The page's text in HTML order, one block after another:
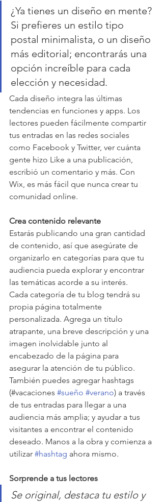
¿Ya tienes un diseño en mente?
Si prefieres un estilo tipo
postal minimalista, o un diseño
más editorial; encontrarás una
opción increíble para cada
elección y necesidad.
Cada diseño integra las últimas
tendencias en funciones y apps. Los
lectores pueden fácilmente compartir
tus entradas en las redes sociales
como Facebook y Twitter, ver cuánta
gente hizo Like a una publicación,
escribió un comentario y más. Con
Wix, es más fácil que nunca crear tu
comunidad online.
Crea contenido relevante
Estarás publicando una gran cantidad
de contenido, así que asegúrate de
organizarlo en categorías para que tu
audiencia pueda explorar y encontrar
las temáticas acorde a su interés.
Cada categoría de tu blog tendrá su
propia página totalmente
personalizada. Agrega un título
atrapante, una breve descripción y una
imagen inolvidable junto al
encabezado de la página para
asegurar la atención de tu público.
También puedes agregar hashtags
(#vacaciones #sueño #verano) a través
de tus entradas para llegar a una
audiencia más amplia; y ayudar a tus
visitantes a encontrar el contenido
deseado. Manos a la obra y comienza a
utilizar #hashtag ahora mismo.
Sorprende a tus lectores
Se original, destaca tu estilo y